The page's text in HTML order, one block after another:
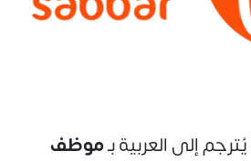
يُترجم إلى العربية بـموظف